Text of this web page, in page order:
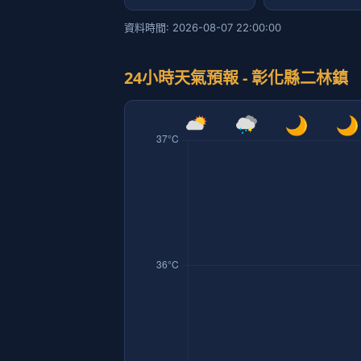
資料時間: 2026-08-07 22:00:00
24小時天氣預報 - 彰化縣二林鎮